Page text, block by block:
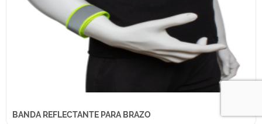
BANDA REFLECTANTE PARA BRAZO